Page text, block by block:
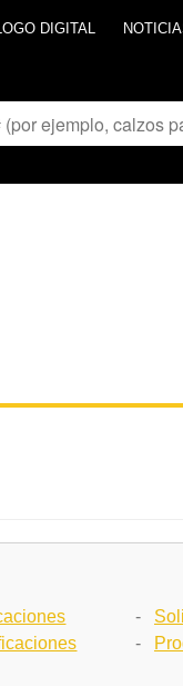
DIGITAL
-
-